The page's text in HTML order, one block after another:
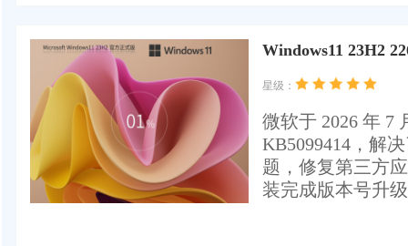
Windows11 23H2
星级：
微软于 ‌2026 年 7
KB5099414，解
题，修复第三方
装完成版本号升